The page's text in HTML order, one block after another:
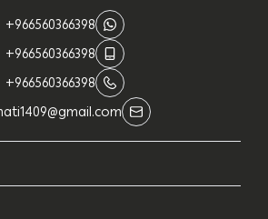
+966560366398
+966560366398
+966560366398